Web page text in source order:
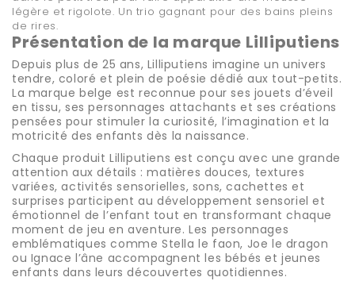
légère et rigolote. Un trio gagnant pour des bains pleins
de rires.
Présentation de la marque Lilliputiens
Depuis plus de 25 ans, Lilliputiens imagine un univers
tendre, coloré et plein de poésie dédié aux tout-petits.
La marque belge est reconnue pour ses jouets d’éveil
en tissu, ses personnages attachants et ses créations
pensées pour stimuler la curiosité, l’imagination et la
motricité des enfants dès la naissance.
Chaque produit Lilliputiens est conçu avec une grande
attention aux détails : matières douces, textures
variées, activités sensorielles, sons, cachettes et
surprises participent au développement sensoriel et
émotionnel de l’enfant tout en transformant chaque
moment de jeu en aventure. Les personnages
emblématiques comme Stella le faon, Joe le dragon
ou Ignace l’âne accompagnent les bébés et jeunes
enfants dans leurs découvertes quotidiennes.